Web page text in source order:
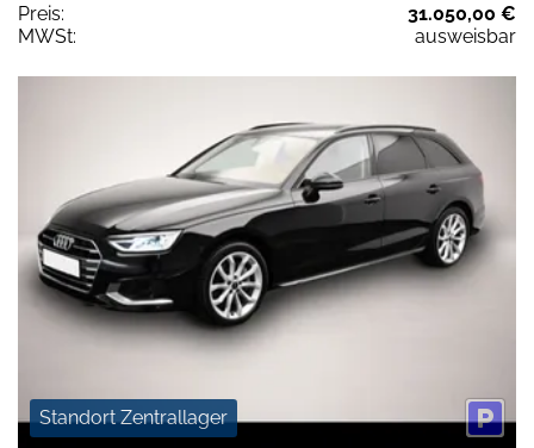
Preis:
31.050,00 €
MWSt:
ausweisbar
Standort Zentrallager